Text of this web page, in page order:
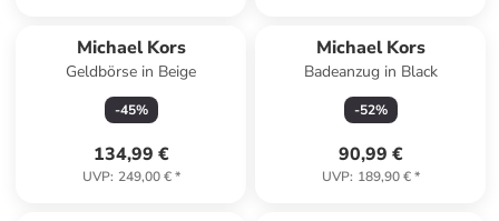
Michael Kors
Geldbörse in Beige
-45%
134,99 €
UVP: 249,00 €*
Michael Kors
Badeanzug in Black
-52%
90,99 €
UVP: 189,90 €*